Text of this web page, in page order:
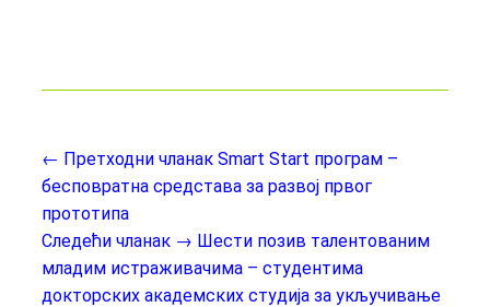
← Претходни чланак Smart Start програм –
бесповратнa средстава за развој првог
прототипа
Следећи чланак → Шести позив талентованим
младим истраживачима – студентима
докторских академских студија за укључивање